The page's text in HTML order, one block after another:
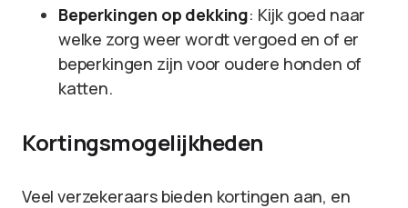
Beperkingen op dekking: Kijk goed naar
welke zorg weer wordt vergoed en of er
beperkingen zijn voor oudere honden of
katten.
Kortingsmogelijkheden
Veel verzekeraars bieden kortingen aan, en